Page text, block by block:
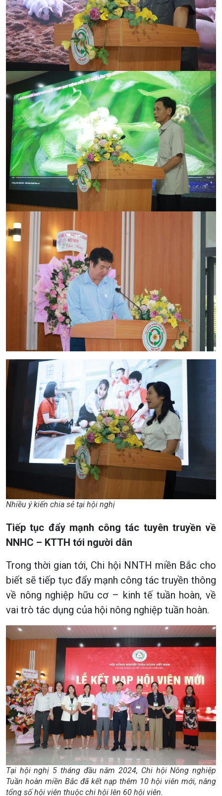
Nhiều ý kiến chia sẻ tại hội nghị
Tiếp tục đẩy mạnh công tác tuyên truyền về
NNHC – KTTH tới người dân
Trong thời gian tới, Chi hội NNTH miền Bắc cho
biết sẽ tiếp tục đẩy mạnh công tác truyền thông
về nông nghiệp hữu cơ – kinh tế tuần hoàn, về
vai trò tác dụng của hội nông nghiệp tuần hoàn.
Tại hội nghị 5 tháng đầu năm 2024, Chi hội Nông nghiệp
Tuần hoàn miền Bắc đã kết nạp thêm 10 hội viên mới, nâng
tổng số hội viên thuộc chi hội lên 60 hội viên.